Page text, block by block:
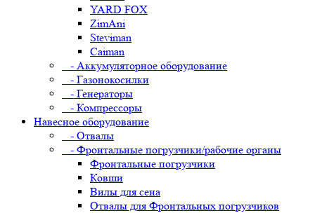
YARD FOX
ZimAni
Steviman
Caiman
- Аккумуляторное оборудование
- Газонокосилки
- Генераторы
- Компрессоры
Навесное оборудование
- Отвалы
- Фронтальные погрузчики/рабочие органы
Фронтальные погрузчики
Ковши
Вилы для сена
Отвалы для Фронтальных погрузчиков